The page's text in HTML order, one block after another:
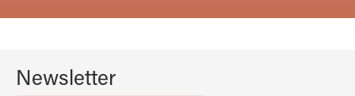
Newsletter